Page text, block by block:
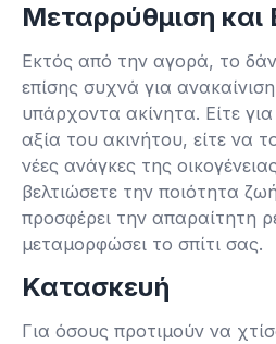
Μεταρρύθμιση και
Εκτός από την αγορά, το
επίσης συχνά για
υπάρχοντα ακίνητα. Είτε
αξία του ακινήτου, είτε να
νέες ανάγκες της
βελτιώσετε την ποιότητα
προσφέρει την απαραίτητη
μεταμορφώσει το σπίτι σας.
Κατασκευή
Για όσους προτιμούν να